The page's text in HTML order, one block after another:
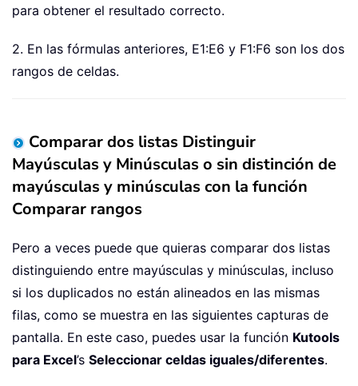
para obtener el resultado correcto.
2. En las fórmulas anteriores, E1:E6 y F1:F6 son los dos
rangos de celdas.
Comparar dos listas Distinguir
Mayúsculas y Minúsculas o sin distinción de
mayúsculas y minúsculas con la función
Comparar rangos
Pero a veces puede que quieras comparar dos listas
distinguiendo entre mayúsculas y minúsculas, incluso
si los duplicados no están alineados en las mismas
filas, como se muestra en las siguientes capturas de
pantalla. En este caso, puedes usar la función Kutools
para Excel’s Seleccionar celdas iguales/diferentes.